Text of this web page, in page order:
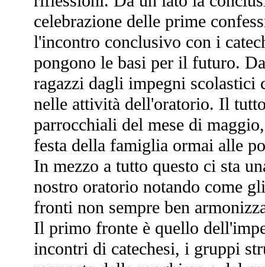
celebrazione delle prime
l'incontro conclusivo con i
pongono le basi per il futuro.
ragazzi dagli impegni scolastici
nelle attività dell'oratorio. Il
parrocchiali del mese di
festa della famiglia ormai alle
In mezzo a tutto questo ci sta
nostro oratorio notando come
fronti non sempre ben
Il primo fronte è quello
incontri di catechesi, i gruppi